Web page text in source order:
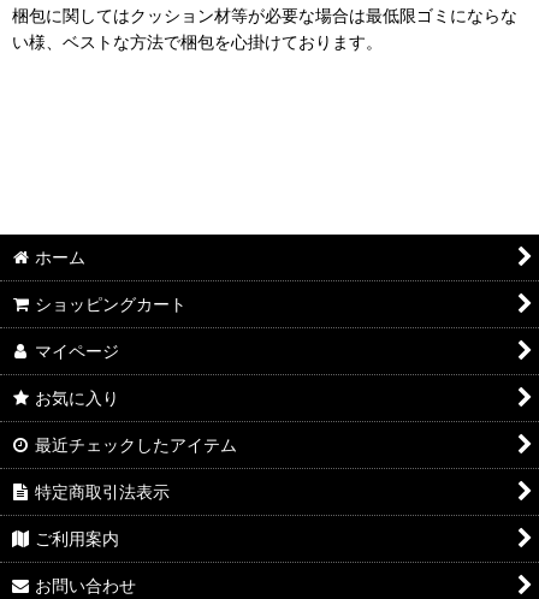
梱包に関してはクッション材等が必要な場合は最低限ゴミにならな
い様、ベストな方法で梱包を心掛けております。
ホーム
ショッピングカート
マイページ
お気に入り
最近チェックしたアイテム
特定商取引法表示
ご利用案内
お問い合わせ